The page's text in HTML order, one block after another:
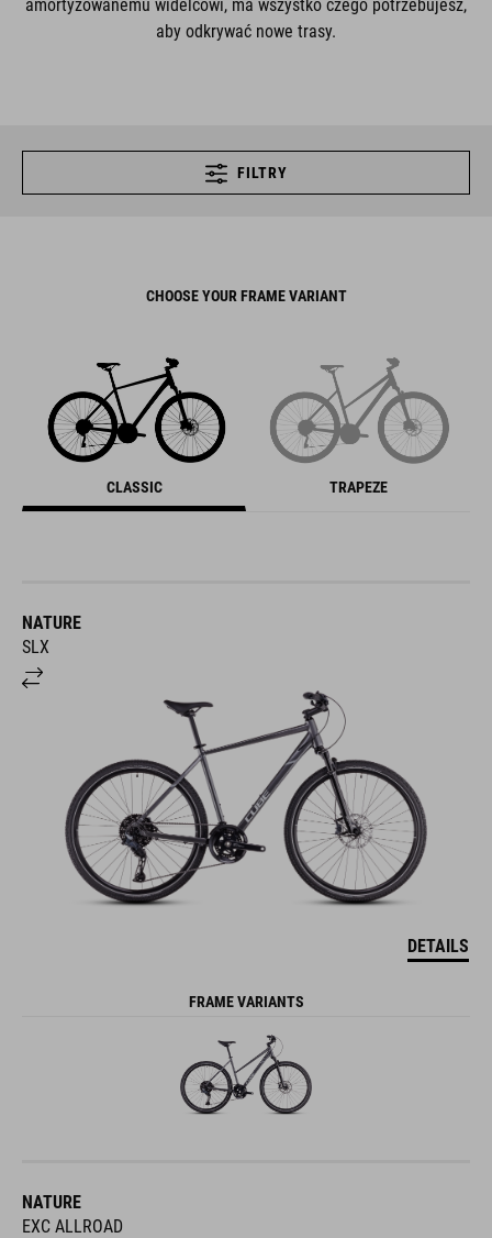
amortyzowanemu widelcowi, ma wszystko czego potrzebujesz,
aby odkrywać nowe trasy.
FILTRY
CHOOSE YOUR FRAME VARIANT
CLASSIC TRAPEZE
NATURE
SLX
DETAILS
FRAME VARIANTS
NATURE
EXC ALLROAD